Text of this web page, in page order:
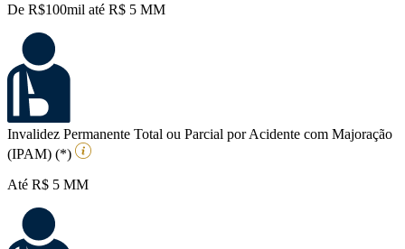
De R$100mil até R$ 5 MM
Invalidez Permanente Total ou Parcial por Acidente com Majoração
(IPAM) (*)
Até R$ 5 MM